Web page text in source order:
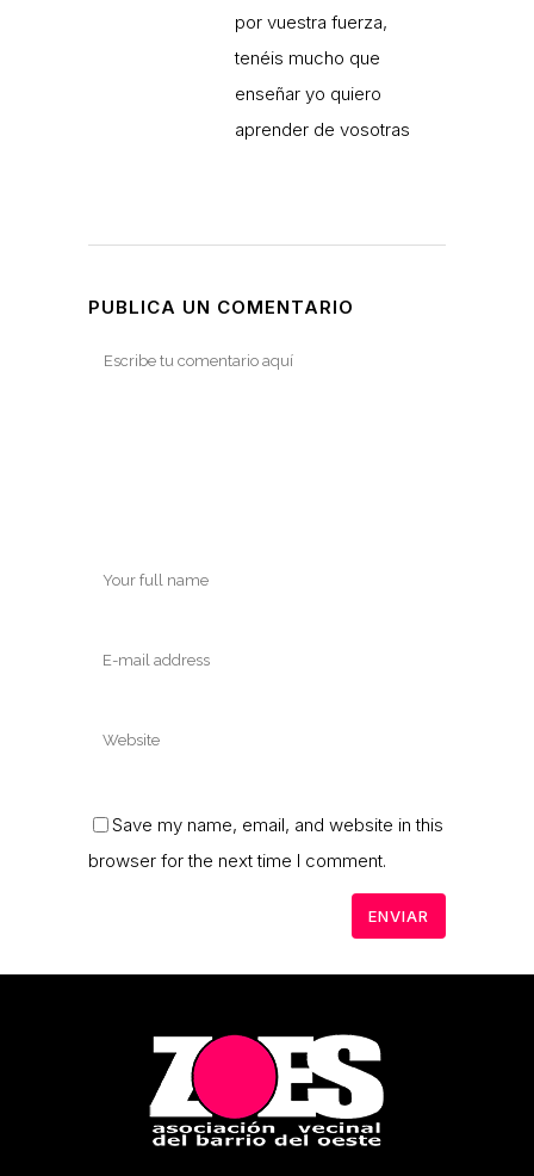
por vuestra fuerza,
tenéis mucho que
enseñar yo quiero
aprender de vosotras
PUBLICA UN COMENTARIO
Save my name, email, and website in this
browser for the next time I comment.